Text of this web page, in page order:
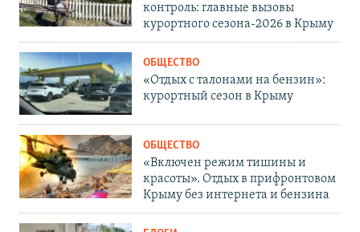
контроль: главные вызовы
курортного сезона-2026 в Крыму
ОБЩЕСТВО
«Отдых с талонами на бензин»:
курортный сезон в Крыму
ОБЩЕСТВО
«Включен режим тишины и
красоты». Отдых в прифронтовом
Крыму без интернета и бензина